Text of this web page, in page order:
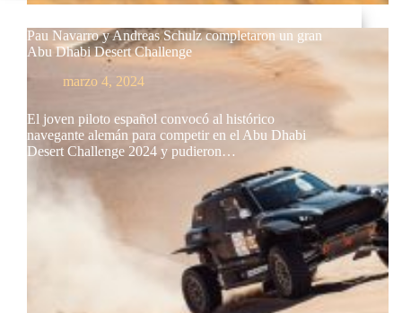
Pau Navarro y Andreas Schulz completaron un gran
Abu Dhabi Desert Challenge
marzo 4, 2024
El joven piloto español convocó al histórico
navegante alemán para competir en el Abu Dhabi
Desert Challenge 2024 y pudieron…